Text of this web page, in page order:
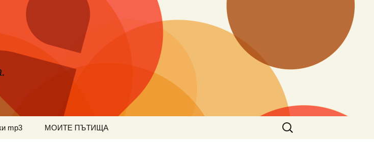
mp3 МОИТЕ ПЪТИЩА
Търсене
за: